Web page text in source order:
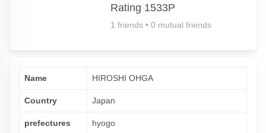
Rating 1533P
1 friends • 0 mutual friends
Name HIROSHI OHGA
Country Japan
prefectures hyogo